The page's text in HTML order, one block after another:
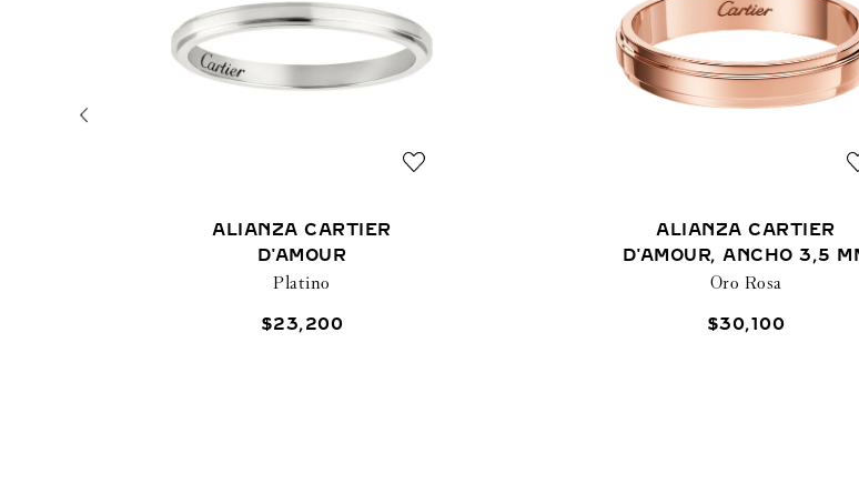
ALIANZA CARTIER
D'AMOUR
Platino
$23,200
ALIANZA CARTIER
D'AMOUR, ANCHO 3,5
Oro Rosa
$30,100